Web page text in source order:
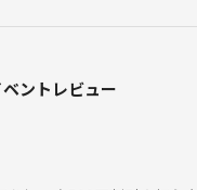
ントレビュー